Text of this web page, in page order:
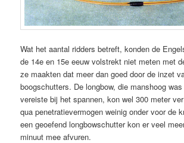
Wat het aantal ridders betreft, konden de
de 14e en 15e eeuw volstrekt niet meten met
ze maakten dat meer dan goed door de inzet
boogschutters. De longbow, die manshoog
vereiste bij het spannen, kon wel 300 meter
qua penetratievermogen weinig onder voor de
een geoefend longbowschutter kon er veel
minuut mee afvuren.